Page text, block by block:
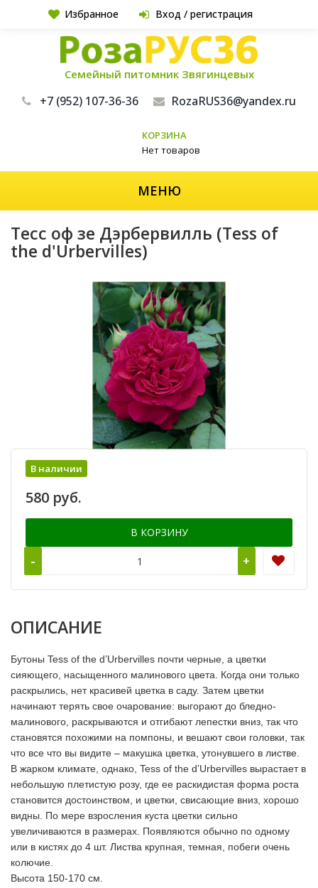
Избранное Вход / регистрация
Семейный питомник Звягинцевых
+7 (952) 107-36-36 RozaRUS36@yandex.ru
КОРЗИНА
Нет товаров
МЕНЮ
Тесс оф зе Дэрбервилль (Tess of
the d'Urbervilles)
В наличии
580 руб.
В КОРЗИНУ
- +
ОПИСАНИЕ
Бутоны Tess of the d’Urbervilles почти черные, а цветки
сияющего, насыщенного малинового цвета. Когда они только
раскрылись, нет красивей цветка в саду. Затем цветки
начинают терять свое очарование: выгорают до бледно-
малинового, раскрываются и отгибают лепестки вниз, так что
становятся похожими на помпоны, и вешают свои головки, так
что все что вы видите – макушка цветка, утонувшего в листве.
В жарком климате, однако, Tess of the d’Urbervilles вырастает в
небольшую плетистую розу, где ее раскидистая форма роста
становится достоинством, и цветки, свисающие вниз, хорошо
видны. По мере взросления куста цветки сильно
увеличиваются в размерах. Появляются обычно по одному
или в кистях до 4 шт. Листва крупная, темная, побеги очень
колючие.
Высота 150-170 см.